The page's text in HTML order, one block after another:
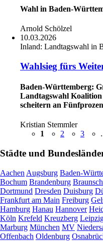
Wahl in Baden-
Arnold Schölzel
10.03.2026
Inland: Landtagswahl in
Wahlsieg fürs
Baden-Württemberg:
Landtagswahl
scheitern an
Kristian Stemmler
1
2 3
Städte und
Aachen Augsburg Baden-
Bochum Brandenburg
Dortmund Dresden Duisburg
Frankfurt am Main Freiburg
Hamburg Hanau Hannover
Köln Krefeld Kreuzberg
Marburg München MV
Offenbach Oldenburg